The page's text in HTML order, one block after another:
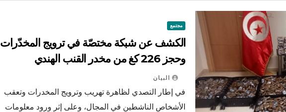
مجتمع
الكشف عن شبكة مختصّة في ترويج المخدّرات
وحجز 226 كغ من مخدر القنب الهندي
البيان
في إطار التصدي لظاهرة تهريب وترويج المخدرات وتعقب
الأشخاص الناشطين في المجال، وعلى إثر ورود معلومات